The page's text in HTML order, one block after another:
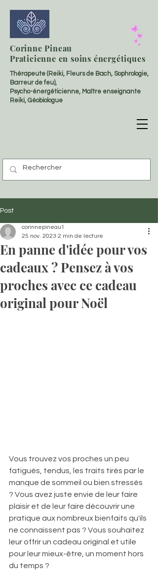
Corinne Pineau
Praticienne en soins énergétiques
Thérapeute (Reiki, Fleurs de Bach, Sophrologie,
Barreur de feu),
Psycho-énergéticienne, Maître enseignante
Reiki, Géobiologue
Post
En panne d'idée pour vos
cadeaux ? Pensez à vos
proches avec ce cadeau
original pour Noël
corinnepineau1
25 nov. 2023 2 min de lecture
Vous trouvez vos proches un peu
fatigués, tendus, les traits tirés par le
manque de sommeil ou bien stressés
? Vous avez juste envie de leur faire
plaisir et de leur faire découvrir une
pratique aux nombreux bienfaits qu'ils
ne connaissent pas ? Vous souhaitez
leur offrir un cadeau original et utile
pour leur mieux-être, un moment hors
du temps ?